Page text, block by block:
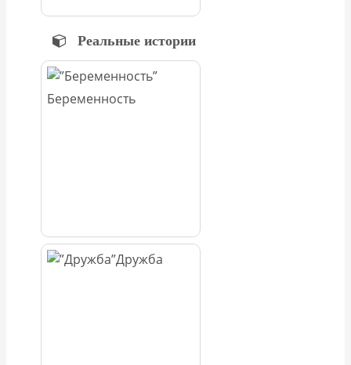
Реальные истории
Беременность
Дружба